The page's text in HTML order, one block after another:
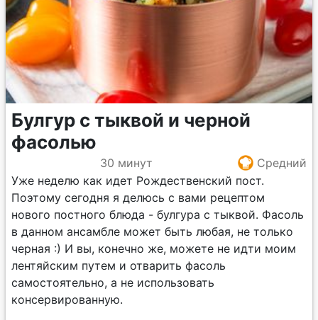
Булгур с тыквой и черной
фасолью
30 минут
Средний
Уже неделю как идет Рождественский пост.
Поэтому сегодня я делюсь с вами рецептом
нового постного блюда - булгура с тыквой. Фасоль
в данном ансамбле может быть любая, не только
черная :) И вы, конечно же, можете не идти моим
лентяйским путем и отварить фасоль
самостоятельно, а не использовать
консервированную.